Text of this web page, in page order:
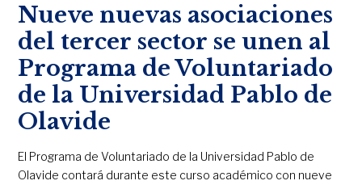
Nueve nuevas asociaciones
del tercer sector se unen al
Programa de Voluntariado
de la Universidad Pablo de
Olavide
El Programa de Voluntariado de la Universidad Pablo de
Olavide contará durante este curso académico con nueve